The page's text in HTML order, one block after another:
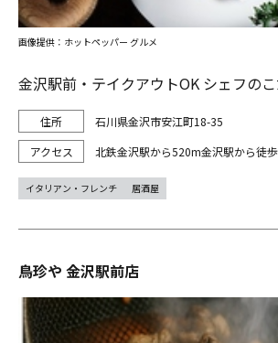
金沢駅前・テイクアウトOK シェフのこ
石川県金沢市安江町18-35
北鉄金沢駅から520m金沢駅から徒
画像提供：ホットペッパー グルメ
イタリアン・フレンチ 居酒屋
鳥珍や 金沢駅前店